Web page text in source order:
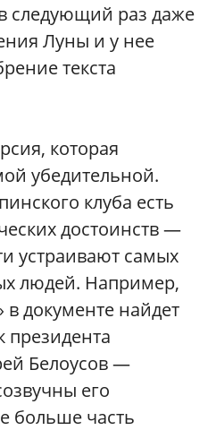
следующий раз даже
Луны и у нее
текста
которая
убедительной.
клуба есть
достоинств —
устраивают самых
людей. Например,
документе найдет
Белоусов —
его
больше часть